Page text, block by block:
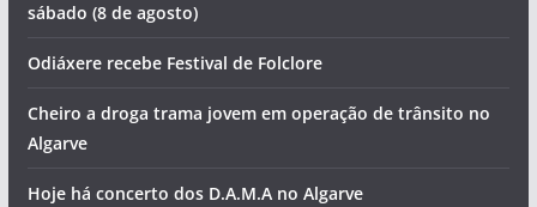
sábado (8 de agosto)
Odiáxere recebe Festival de Folclore
Cheiro a droga trama jovem em operação de trânsito no
Algarve
Hoje há concerto dos D.A.M.A no Algarve